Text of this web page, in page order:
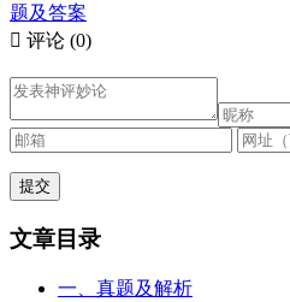
题及答案
 评论 (0)
文章目录
一、真题及解析